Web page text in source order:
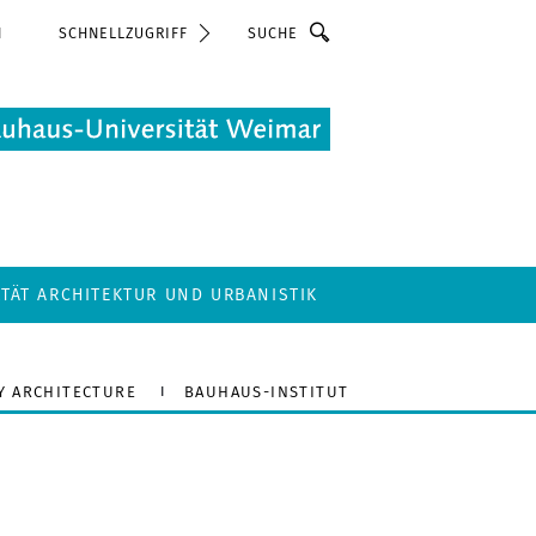
SCHNELLZUGRIFF Suche
ARCHITEKTUR UND URBANISTIK
ARCHITECTURE BAUHAUS-INSTITUT